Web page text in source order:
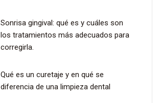
Sonrisa gingival: qué es y cuáles son
los tratamientos más adecuados para
corregirla.
Qué es un curetaje y en qué se
diferencia de una limpieza dental